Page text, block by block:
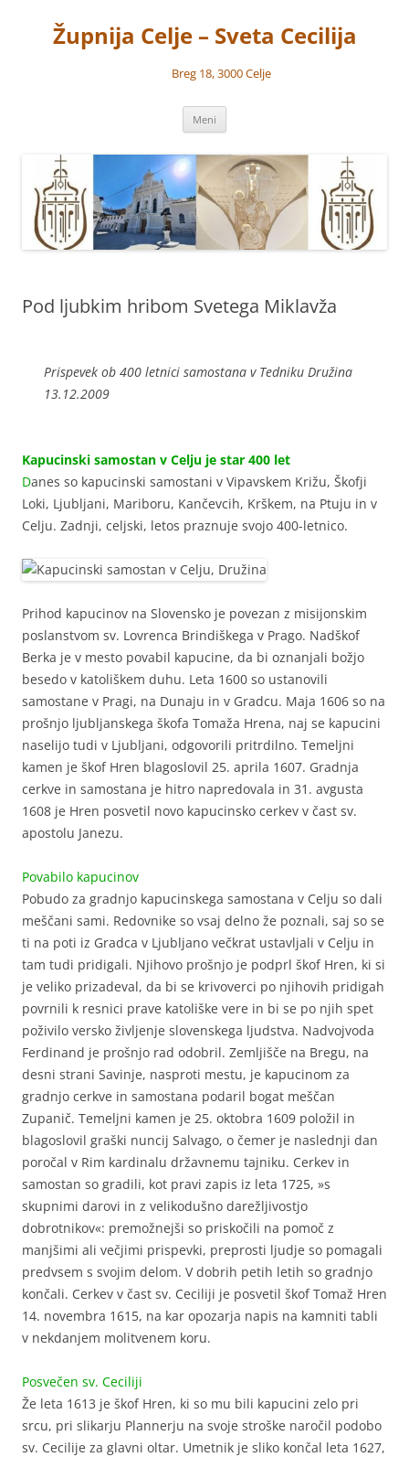
vsebinoŽupnija Celje – Sveta Cecilija
Breg 18, 3000 Celje
Meni
Pod ljubkim hribom Svetega Miklavža
Prispevek ob 400 letnici samostana v Tedniku Družina
13.12.2009
Kapucinski samostan v Celju je star 400 let
Danes so kapucinski samostani v Vipavskem Križu, Škofji
Loki, Ljubljani, Mariboru, Kančevcih, Krškem, na Ptuju in v
Celju. Zadnji, celjski, letos praznuje svojo 400-letnico.
Prihod kapucinov na Slovensko je povezan z misijonskim
poslanstvom sv. Lovrenca Brindiškega v Prago. Nadškof
Berka je v mesto povabil kapucine, da bi oznanjali božjo
besedo v katoliškem duhu. Leta 1600 so ustanovili
samostane v Pragi, na Dunaju in v Gradcu. Maja 1606 so na
prošnjo ljubljanskega škofa Tomaža Hrena, naj se kapucini
naselijo tudi v Ljubljani, odgovorili pritrdilno. Temeljni
kamen je škof Hren blagoslovil 25. aprila 1607. Gradnja
cerkve in samostana je hitro napredovala in 31. avgusta
1608 je Hren posvetil novo kapucinsko cerkev v čast sv.
apostolu Janezu.
Povabilo kapucinov
Pobudo za gradnjo kapucinskega samostana v Celju so dali
meščani sami. Redovnike so vsaj delno že poznali, saj so se
ti na poti iz Gradca v Ljubljano večkrat ustavljali v Celju in
tam tudi pridigali. Njihovo prošnjo je podprl škof Hren, ki si
je veliko prizadeval, da bi se krivoverci po njihovih pridigah
povrnili k resnici prave katoliške vere in bi se po njih spet
poživilo versko življenje slovenskega ljudstva. Nadvojvoda
Ferdinand je prošnjo rad odobril. Zemljišče na Bregu, na
desni strani Savinje, nasproti mestu, je kapucinom za
gradnjo cerkve in samostana podaril bogat meščan
Zupanič. Temeljni kamen je 25. oktobra 1609 položil in
blagoslovil graški nuncij Salvago, o čemer je naslednji dan
poročal v Rim kardinalu državnemu tajniku. Cerkev in
samostan so gradili, kot pravi zapis iz leta 1725, »s
skupnimi darovi in z velikodušno darežljivostjo
dobrotnikov«: premožnejši so priskočili na pomoč z
manjšimi ali večjimi prispevki, preprosti ljudje so pomagali
predvsem s svojim delom. V dobrih petih letih so gradnjo
končali. Cerkev v čast sv. Ceciliji je posvetil škof Tomaž Hren
14. novembra 1615, na kar opozarja napis na kamniti tabli
v nekdanjem molitvenem koru.
Posvečen sv. Ceciliji
Že leta 1613 je škof Hren, ki so mu bili kapucini zelo pri
srcu, pri slikarju Plannerju na svoje stroške naročil podobo
sv. Cecilije za glavni oltar. Umetnik je sliko končal leta 1627,